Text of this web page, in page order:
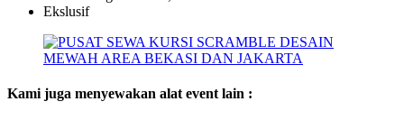
Ekslusif
Kami juga menyewakan alat event lain :